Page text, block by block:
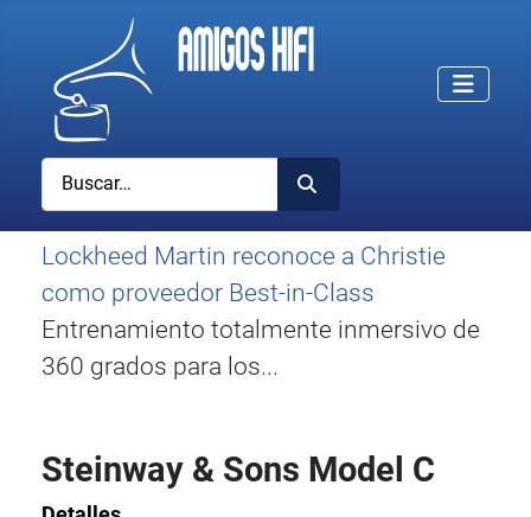
Buscar
Lockheed Martin reconoce a Christie
como proveedor Best-in-Class
Entrenamiento totalmente inmersivo de
360 grados para los...
Steinway & Sons Model C